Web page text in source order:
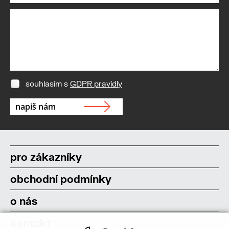
souhlasím s GDPR pravidly
pro zákazníky
obchodní podmínky
o nás